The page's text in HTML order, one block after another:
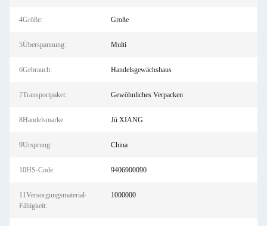
4Größe: Große
5Überspannung: Multi
6Gebrauch: Handelsgewächshaus
7Transportpaket: Gewöhnliches Verpacken
8Handelsmarke: Jü XIANG
9Ursprung: China
10HS-Code: 9406900090
11Versorgungsmaterial-
Fähigkeit:
1000000